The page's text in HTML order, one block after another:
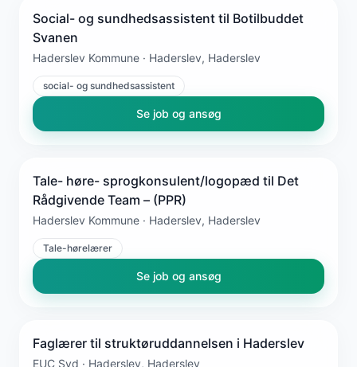
Social- og sundhedsassistent til Botilbuddet
Svanen
Haderslev Kommune · Haderslev, Haderslev
social- og sundhedsassistent
Se job og ansøg
Tale- høre- sprogkonsulent/logopæd til Det
Rådgivende Team – (PPR)
Haderslev Kommune · Haderslev, Haderslev
Tale-hørelærer
Se job og ansøg
Faglærer til struktøruddannelsen i Haderslev
EUC Syd · Haderslev, Haderslev